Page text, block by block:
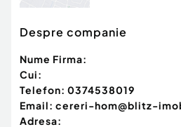
Despre companie
Nume Firma:
Cui:
Telefon: 0374538019
Email: cereri-hom@blitz-
Adresa: